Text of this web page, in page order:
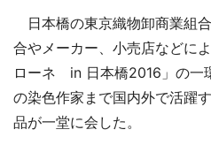
日本橋の東京織物卸商業組
合やメーカー、小売店などに
ローネ in 日本橋2016」の一
の染色作家まで国内外で活躍
品が一堂に会した。